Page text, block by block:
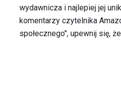
wydawnicza i najlepiej jej
komentarzy czytelnika
społecznego", upewnij się,